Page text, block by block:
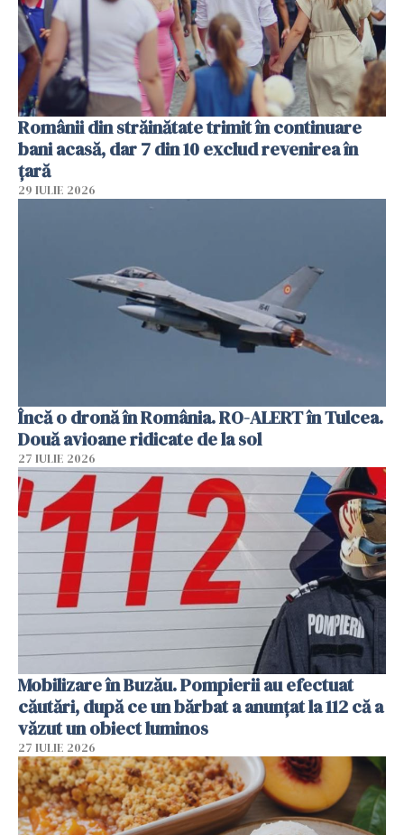
Românii din străinătate trimit în continuare
bani acasă, dar 7 din 10 exclud revenirea în
țară
29 IULIE 2026
Încă o dronă în România. RO-ALERT în Tulcea.
Două avioane ridicate de la sol
27 IULIE 2026
Mobilizare în Buzău. Pompierii au efectuat
căutări, după ce un bărbat a anunțat la 112 că a
văzut un obiect luminos
27 IULIE 2026